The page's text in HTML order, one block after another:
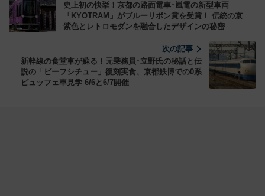
史上初の快挙！京都の路面電車･嵐電の新型車両
「KYOTRAM」がブルーリボン賞を受賞！ 伝統の京
紫色とレトロモダンを融合したデザインの秘密
次の記事
新幹線の食堂車が蘇る！元乗務員･立野氏の秘話と伝
説の「ビーフシチュー」復刻実食、京都鉄博での0系
ビュッフェ車見学 6/6と6/7開催